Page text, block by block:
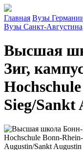
Главная Вузы
Вузы Санкт-Августина
Высшая
Зиг,
Sieg/Sankt